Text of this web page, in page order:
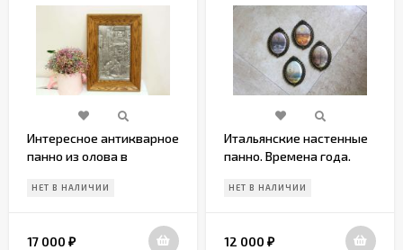
Интересное антикварное
панно из олова в
начало 20в.
НЕТ В НАЛИЧИИ
17 000 ₽
Итальянские настенные
панно. Времена года.
НЕТ В НАЛИЧИИ
12 000 ₽